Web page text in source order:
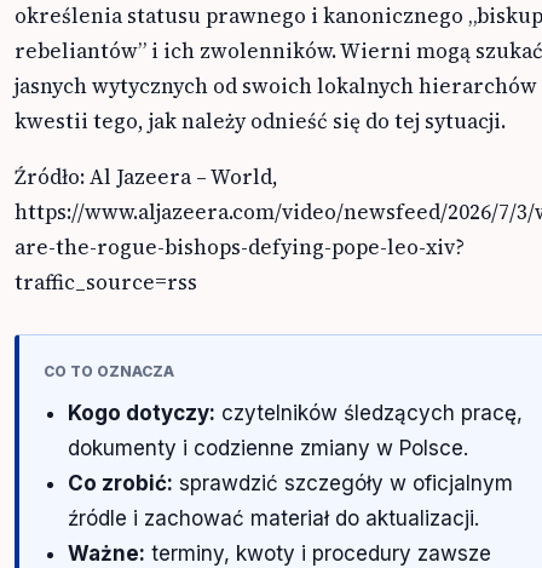
określenia statusu prawnego i kanonicznego
rebeliantów” i ich zwolenników. Wierni mogą szukać
jasnych wytycznych od swoich lokalnych hierarchów
kwestii tego, jak należy odnieść się do tej sytuacji.
Źródło: Al Jazeera – World,
https://www.aljazeera.com/video/newsfeed/2026/7/3/
are-the-rogue-bishops-defying-pope-leo-xiv?
traffic_source=rss
CO TO OZNACZA
Kogo dotyczy: czytelników śledzących pracę,
dokumenty i codzienne zmiany w Polsce.
Co zrobić: sprawdzić szczegóły w oficjalnym
źródle i zachować materiał do aktualizacji.
Ważne: terminy, kwoty i procedury zawsze